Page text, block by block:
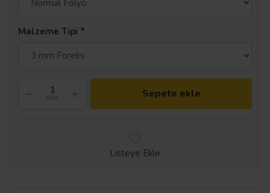
Malzeme Tipi
Adet Sepete ekle
Listeye Ekle